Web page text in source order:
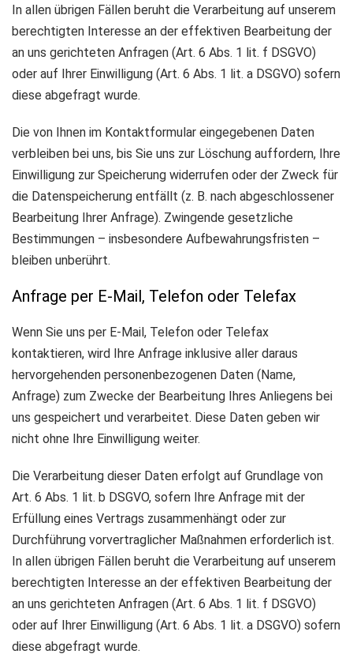
In allen übrigen Fällen beruht die Verarbeitung auf unserem
berechtigten Interesse an der effektiven Bearbeitung der
an uns gerichteten Anfragen (Art. 6 Abs. 1 lit. f DSGVO)
oder auf Ihrer Einwilligung (Art. 6 Abs. 1 lit. a DSGVO) sofern
diese abgefragt wurde.
Die von Ihnen im Kontaktformular eingegebenen Daten
verbleiben bei uns, bis Sie uns zur Löschung auffordern, Ihre
Einwilligung zur Speicherung widerrufen oder der Zweck für
die Datenspeicherung entfällt (z. B. nach abgeschlossener
Bearbeitung Ihrer Anfrage). Zwingende gesetzliche
Bestimmungen – insbesondere Aufbewahrungsfristen –
bleiben unberührt.
Anfrage per E-Mail, Telefon oder Telefax
Wenn Sie uns per E-Mail, Telefon oder Telefax
kontaktieren, wird Ihre Anfrage inklusive aller daraus
hervorgehenden personenbezogenen Daten (Name,
Anfrage) zum Zwecke der Bearbeitung Ihres Anliegens bei
uns gespeichert und verarbeitet. Diese Daten geben wir
nicht ohne Ihre Einwilligung weiter.
Die Verarbeitung dieser Daten erfolgt auf Grundlage von
Art. 6 Abs. 1 lit. b DSGVO, sofern Ihre Anfrage mit der
Erfüllung eines Vertrags zusammenhängt oder zur
Durchführung vorvertraglicher Maßnahmen erforderlich ist.
In allen übrigen Fällen beruht die Verarbeitung auf unserem
berechtigten Interesse an der effektiven Bearbeitung der
an uns gerichteten Anfragen (Art. 6 Abs. 1 lit. f DSGVO)
oder auf Ihrer Einwilligung (Art. 6 Abs. 1 lit. a DSGVO) sofern
diese abgefragt wurde.